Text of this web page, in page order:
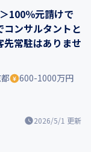
100％元請けで
ンサルタントと
先常駐はありませ
2026/5/1 更新
600-1000万円